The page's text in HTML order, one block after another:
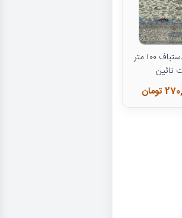
قالی ابریشمی دستباف ۱۰۰ متر
نائین